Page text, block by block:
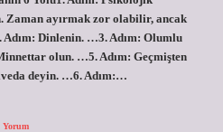
Zaman ayırmak zor olabilir, ancak
Adım: Dinlenin. …3. Adım: Olumlu
olun. …5. Adım: Geçmişten
deyin. …6. Adım:…
Yorum